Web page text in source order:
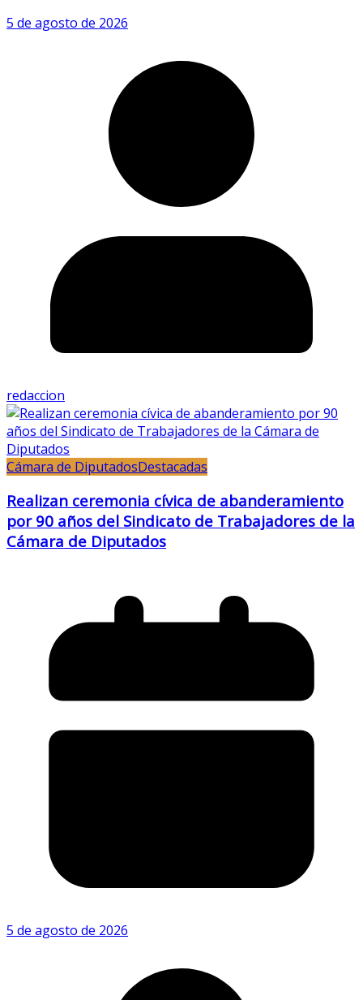
5 de agosto de 2026
redaccion
Cámara de DiputadosDestacadas
Realizan ceremonia cívica de abanderamiento
por 90 años del Sindicato de Trabajadores de la
Cámara de Diputados
5 de agosto de 2026